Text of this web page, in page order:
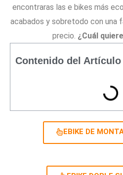
encontraras las e bikes más
acabados y sobretodo con una
precio. ¿Cuál
Contenido del Artículo
EBIKE DE